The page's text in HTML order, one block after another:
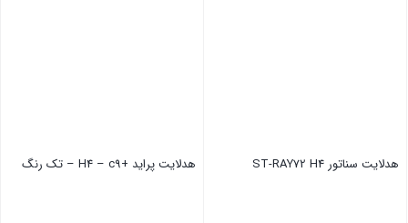
هدلایت ‏سناتور ST-RAY72 H4 هدلایت ‏پراید +H4 – c9 – تک رنگ